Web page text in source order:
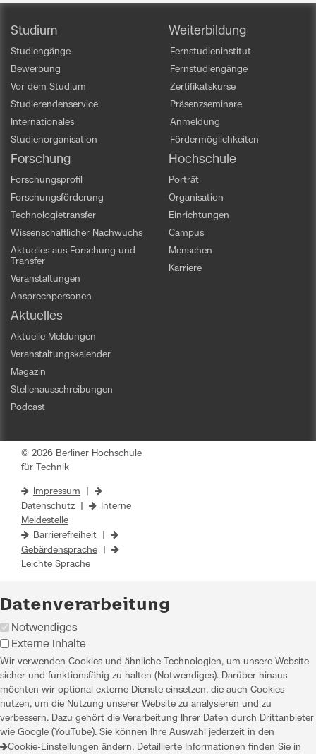
Studium
Studiengänge
Bewerbung
Vor dem Studium
Studierendenservice
Internationales
Studienorganisation
Weiterbildung
Fernstudieninstitut
Fernstudiengänge
Zertifikatskurse
Präsenzseminare
Anmeldung
Fördermöglichkeiten
Forschung
Forschungsprofil
Forschungsförderung
Technologietransfer
Wissenschaftlicher Nachwuchs
Aktuelles aus Forschung und
Transfer
Veranstaltungen
Ansprechpersonen
Hochschule
Porträt
Organisation
Einrichtungen
Campus
Menschen
Karriere
Aktuelles
Aktuelle Meldungen
Veranstaltungskalender
Magazin
Stellenausschreibungen
Podcast
© 2026 Berliner Hochschule
für Technik
Impressum
Datenschutz
Interne
Meldestelle
Barrierefreiheit
Gebärdensprache
Leichte Sprache
Datenverarbeitung
Notwendiges
Externe Inhalte
Wir verwenden Cookies und ähnliche Technologien, um unsere Website
sicher und funktionsfähig zu halten (Notwendiges). Darüber hinaus
möchten wir optional externe Dienste einsetzen, die auch Cookies
nutzen, um die Nutzung unserer Website zu analysieren und zu
verbessern. Dazu gehört die Verarbeitung Ihrer Daten durch Drittanbieter
wie Google (YouTube). Sie können Ihre Auswahl jederzeit in den
Cookie-Einstellungen ändern. Detaillierte Informationen finden Sie in